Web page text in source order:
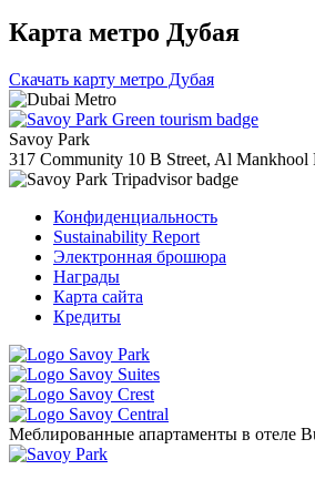
Карта метро Дубая
Скачать карту метро Дубая
Savoy Park
317 Community 10 B Street, Al Mankhool
Конфиденциальность
Sustainability Report
Электронная брошюра
Награды
Карта сайта
Кредиты
Меблированные апартаменты в отеле